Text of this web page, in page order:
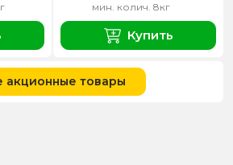
мин. колич. 8кг
Купить
акционные товары